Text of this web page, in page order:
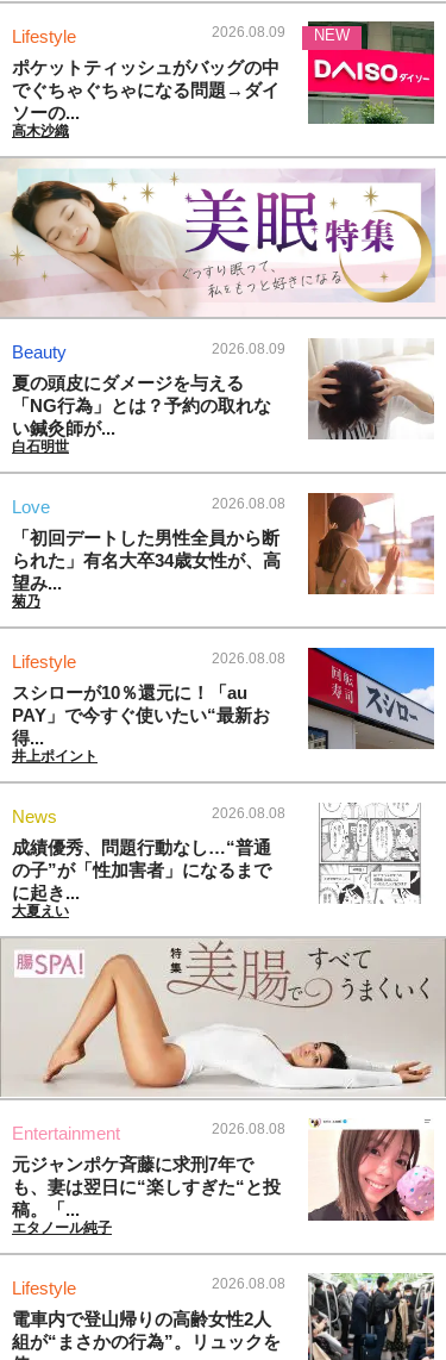
Lifestyle 2026.08.09
ポケットティッシュがバッグの中
でぐちゃぐちゃになる問題→ダイ
ソーの...
高木沙織
NEW
Beauty 2026.08.09
夏の頭皮にダメージを与える
「NG行為」とは？予約の取れな
い鍼灸師が...
白石明世
Love 2026.08.08
「初回デートした男性全員から断
られた」有名大卒34歳女性が、高
望み...
菊乃
Lifestyle 2026.08.08
スシローが10％還元に！「au
PAY」で今すぐ使いたい“最新お
得...
井上ポイント
News 2026.08.08
成績優秀、問題行動なし…“普通
の子”が「性加害者」になるまで
に起き...
大夏えい
Entertainment 2026.08.08
元ジャンポケ斉藤に求刑7年で
も、妻は翌日に“楽しすぎた“と投
稿。「...
エタノール純子
Lifestyle 2026.08.08
電車内で登山帰りの高齢女性2人
組が“まさかの行為”。リュックを